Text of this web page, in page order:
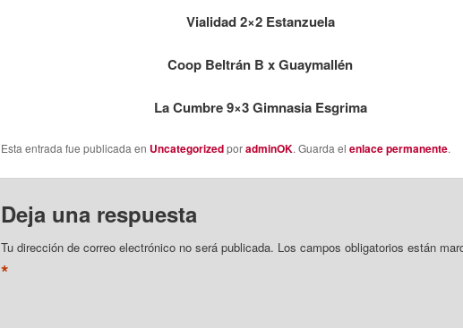
Vialidad 2×2 Estanzuela
Coop Beltrán B x Guaymallén
La Cumbre 9×3 Gimnasia Esgrima
Esta entrada fue publicada en UncategorizedporadminOK. Guarda el enlace permanente.
Deja una respuesta
Tu dirección de correo electrónico no será publicada. Los campos obligatorios están
*